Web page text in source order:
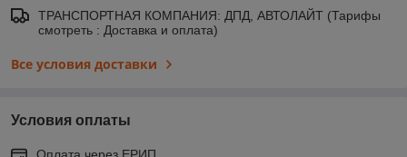
ТРАНСПОРТНАЯ КОМПАНИЯ: ДПД, АВТОЛАЙТ (Тарифы
смотреть : Доставка и оплата)
Все условия доставки
Условия оплаты
Оплата через ЕРИП